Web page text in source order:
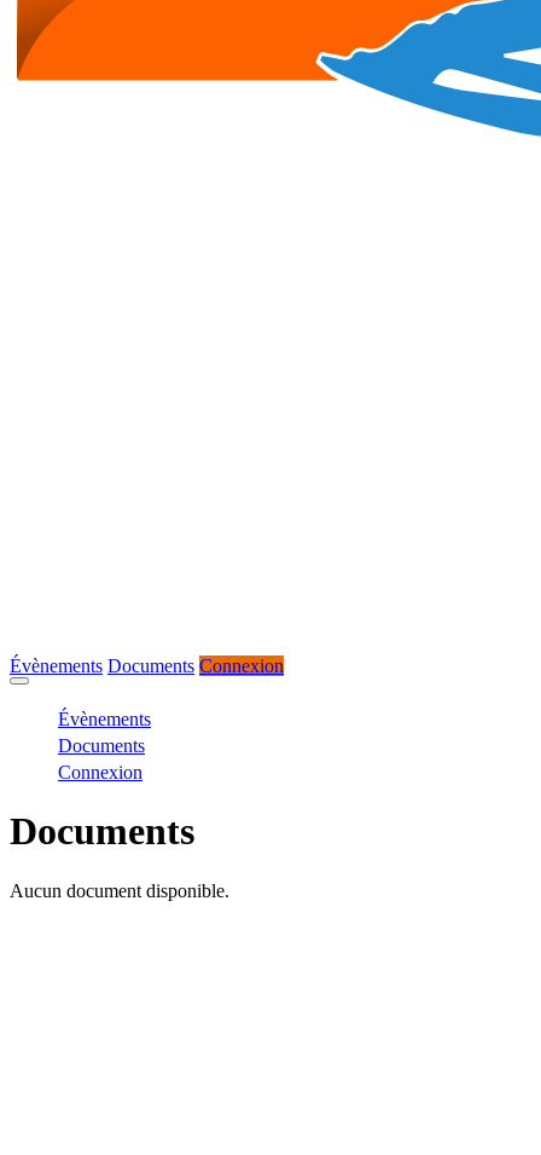
Évènements Documents Connexion
Évènements
Documents
Connexion
Documents
Aucun document disponible.